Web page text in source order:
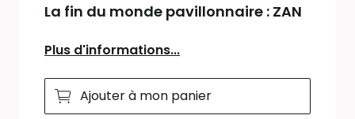
La fin du monde pavillonnaire : ZAN
Plus d'informations...
Ajouter à mon panier